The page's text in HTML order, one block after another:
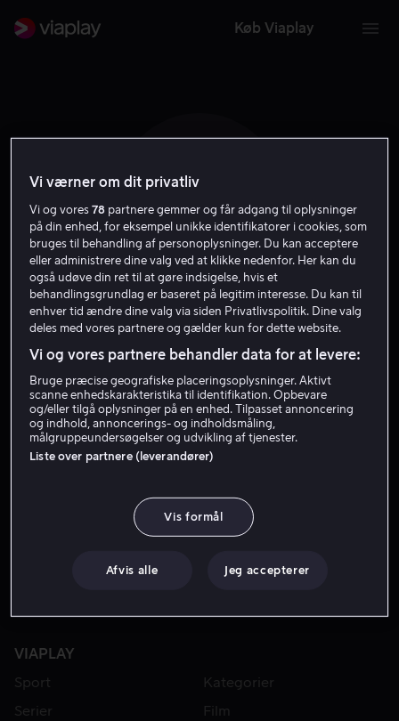
Køb Viaplay
D L
Dermot Lavery
VIAPLAY
Sport
Kategorier
Serier
Film
Vi værner om dit privatliv
Vi og vores78 partnere gemmer og får adgang til oplysninger
på din enhed, for eksempel unikke identifikatorer i cookies, som
bruges til behandling af personoplysninger. Du kan acceptere
eller administrere dine valg ved at klikke nedenfor. Her kan du
også udøve din ret til at gøre indsigelse, hvis et
behandlingsgrundlag er baseret på legitim interesse. Du kan til
enhver tid ændre dine valg via siden Privatlivspolitik. Dine valg
deles med vores partnere og gælder kun for dette website.
Vi og vores partnere behandler data for at levere:
Bruge præcise geografiske placeringsoplysninger. Aktivt
scanne enhedskarakteristika til identifikation. Opbevare
og/eller tilgå oplysninger på en enhed. Tilpasset annoncering
og indhold, annoncerings- og indholdsmåling,
målgruppeundersøgelser og udvikling af tjenester.
Liste over partnere (leverandører)
Vis formål
Afvis alle Jeg accepterer